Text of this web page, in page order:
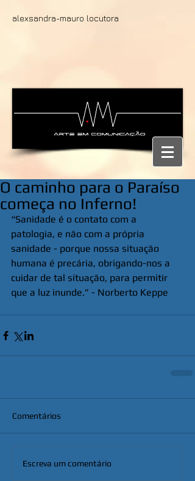
alexsandra-mauro locutora
O caminho para o Paraíso
começa no Inferno!
“Sanidade é o contato com a
patologia, e não com a própria
sanidade - porque nossa situação
humana é precária, obrigando-nos a
cuidar de tal situação, para permitir
que a luz inunde.” - Norberto Keppe
Comentários
Escreva um comentário